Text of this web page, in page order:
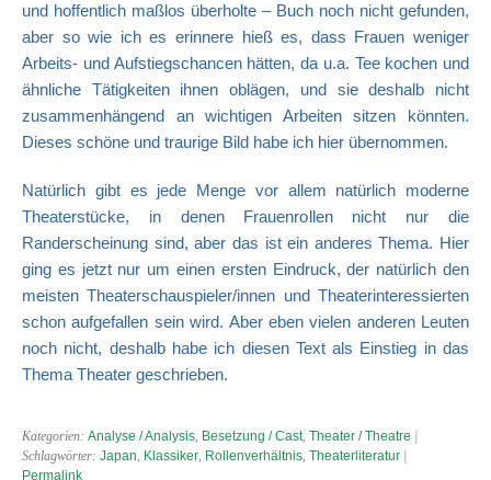
und hoffentlich maßlos überholte – Buch noch nicht gefunden,
aber so wie ich es erinnere hieß es, dass Frauen weniger
Arbeits- und Aufstiegschancen hätten, da u.a. Tee kochen und
ähnliche Tätigkeiten ihnen oblägen, und sie deshalb nicht
zusammenhängend an wichtigen Arbeiten sitzen könnten.
Dieses schöne und traurige Bild habe ich hier übernommen.
Natürlich gibt es jede Menge vor allem natürlich moderne
Theaterstücke, in denen Frauenrollen nicht nur die
Randerscheinung sind, aber das ist ein anderes Thema. Hier
ging es jetzt nur um einen ersten Eindruck, der natürlich den
meisten Theaterschauspieler/innen und Theaterinteressierten
schon aufgefallen sein wird. Aber eben vielen anderen Leuten
noch nicht, deshalb habe ich diesen Text als Einstieg in das
Thema Theater geschrieben.
Kategorien: Analyse / Analysis, Besetzung / Cast, Theater / Theatre
Schlagwörter: Japan, Klassiker, Rollenverhältnis, Theaterliteratur
Permalink